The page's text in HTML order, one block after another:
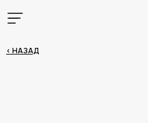
< НАЗАД